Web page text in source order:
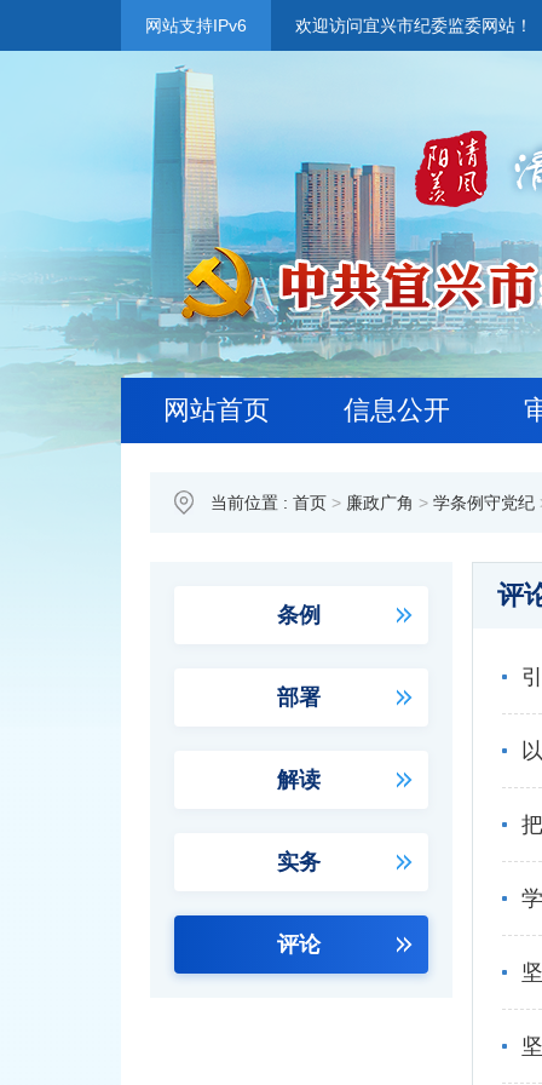
网站支持IPv6 欢迎访问宜兴市纪委监委网站！
网站首页 信息公开
当前位置 : 首页 > 廉政广角 > 学条例守党纪
条例
部署
解读
实务
评论
评